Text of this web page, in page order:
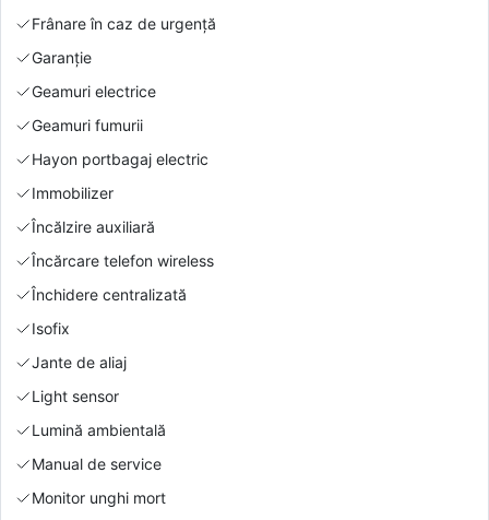
Frânare în caz de urgență
Garanție
Geamuri electrice
Geamuri fumurii
Hayon portbagaj electric
Immobilizer
Încălzire auxiliară
Încărcare telefon wireless
Închidere centralizată
Isofix
Jante de aliaj
Light sensor
Lumină ambientală
Manual de service
Monitor unghi mort